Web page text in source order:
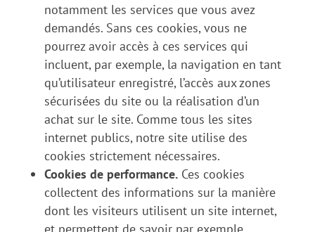
notamment les services que vous avez
demandés. Sans ces cookies, vous ne
pourrez avoir accès à ces services qui
incluent, par exemple, la navigation en tant
qu’utilisateur enregistré, l’accès aux zones
sécurisées du site ou la réalisation d’un
achat sur le site. Comme tous les sites
internet publics, notre site utilise des
cookies strictement nécessaires.
Cookies de performance.Ces cookies
collectent des informations sur la manière
dont les visiteurs utilisent un site internet,